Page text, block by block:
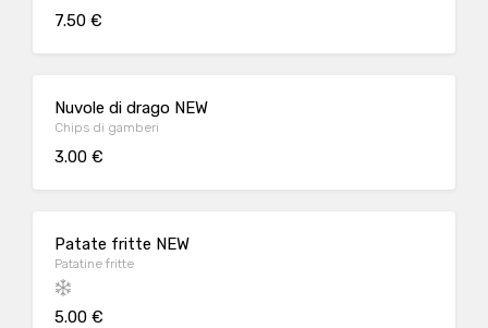
7.50 €
Nuvole di drago NEW
Chips di gamberi
3.00 €
Patate fritte NEW
Patatine fritte
5.00 €